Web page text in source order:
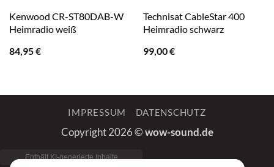
Kenwood CR-ST80DAB-W
Heimradio weiß
84,95€
Technisat CableStar 400
Heimradio schwarz
99,00€
IMPRESSUM DATENSCHUTZ
Copyright 2026 ©wow-sound.de